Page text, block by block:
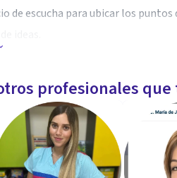
de escucha para ubicar los
al paciente a leer los puntos de
profesionales